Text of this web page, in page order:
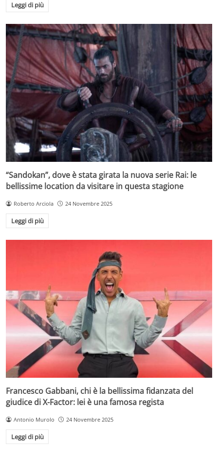
Leggi di più
“Sandokan”, dove è stata girata la nuova serie Rai: le
bellissime location da visitare in questa stagione
Roberto Arciola 24 Novembre 2025
Leggi di più
Francesco Gabbani, chi è la bellissima fidanzata del
giudice di X-Factor: lei è una famosa regista
Antonio Murolo 24 Novembre 2025
Leggi di più